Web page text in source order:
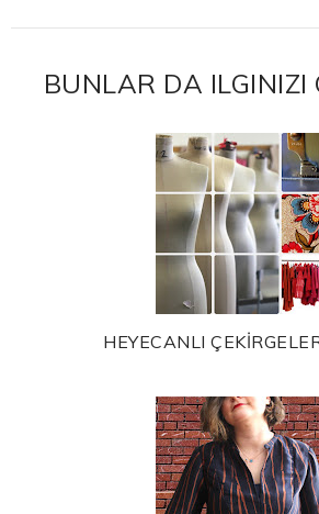
BUNLAR DA ILGINIZI
HEYECANLI